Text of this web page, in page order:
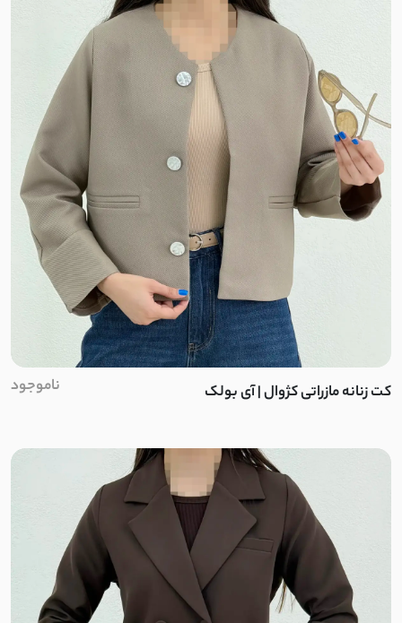
پشمی نرم و لطیف
دورس سه نخ بدون کرک
دورس مراکشی
سیلیکونی
پنبه دو نخ
میکرو
هرمس
مازراتی کجراه
کرپ بزیاق
کرپ جولیا
کت زنانه مازراتی کژوال | آی بولک ناموجود